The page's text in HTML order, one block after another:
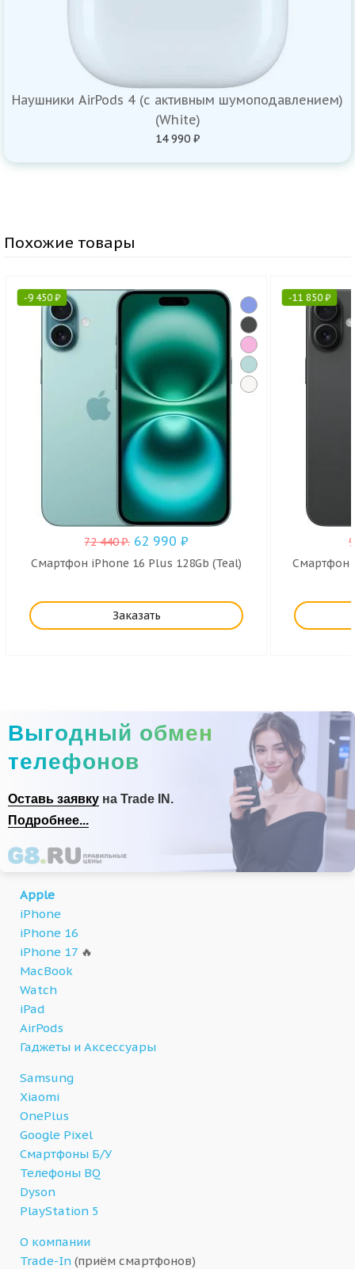
Наушники AirPods 4 (с активным шумоподавлением)
(White)
14 990 ₽
Похожие товары
-9 450₽
72 440₽. 62 990 ₽
Смартфон iPhone 16 Plus 128Gb (Teal)
Заказать
-11 850₽
Смартфон
Выгодный обмен
телефонов
Оставь заявку на Trade IN.
Подробнее...
Apple
iPhone
iPhone 16
iPhone 17 🔥
MacBook
Watch
iPad
AirPods
Гаджеты и Аксессуары
Samsung
Xiaomi
OnePlus
Google Pixel
Смартфоны Б/У
Телефоны BQ
Dyson
PlayStation 5
О компании
Trade-In (приём смартфонов)